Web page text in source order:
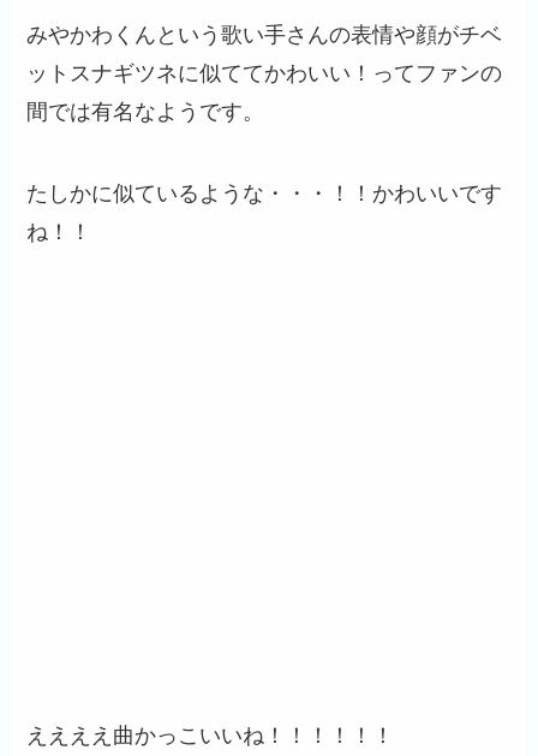
みやかわくんという歌い手さんの表情や顔がチベ
ットスナギツネに似ててかわいい！ってファンの
間では有名なようです。
たしかに似ているような・・・！！かわいいです
ね！！
ええええ曲かっこいいね！！！！！！